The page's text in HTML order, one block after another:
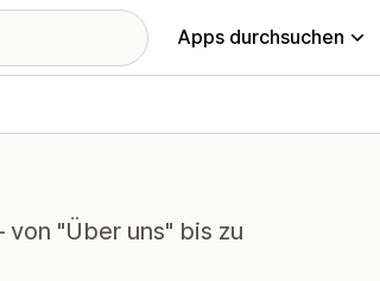
Apps durchsuchen
"Über uns" bis zu